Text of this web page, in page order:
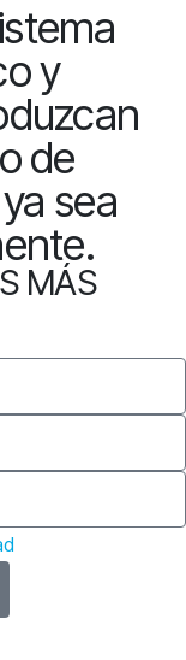
y
de
sea
MÁS